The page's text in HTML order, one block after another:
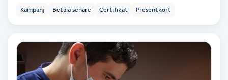
Faceliftmassage
Fet hårbotten
Kampanj Betala senare Certifikat Presentkort